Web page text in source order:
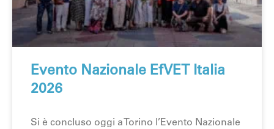
Evento Nazionale EfVET Italia
2026
Si è concluso oggi a Torino l’Evento Nazionale